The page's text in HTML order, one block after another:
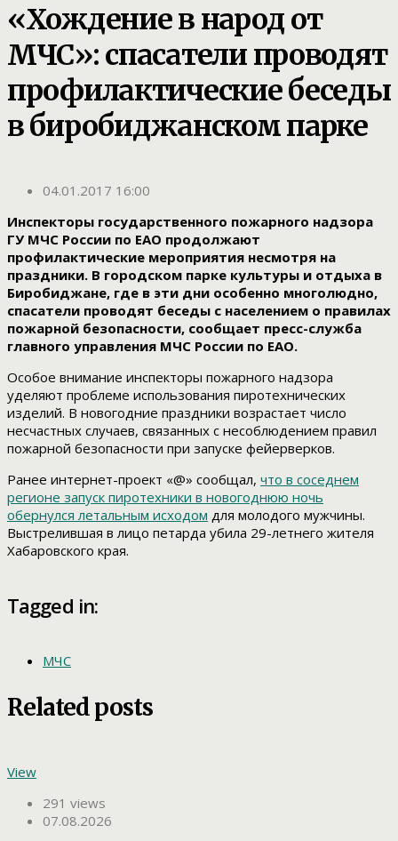
«Хождение в народ от
МЧС»: спасатели проводят
профилактические беседы
в биробиджанском парке
04.01.2017 16:00
Инспекторы государственного пожарного надзора
ГУ МЧС России по ЕАО продолжают
профилактические мероприятия несмотря на
праздники. В городском парке культуры и отдыха в
Биробиджане, где в эти дни особенно многолюдно,
спасатели проводят беседы с населением о правилах
пожарной безопасности, сообщает пресс-служба
главного управления МЧС России по ЕАО.
Особое внимание инспекторы пожарного надзора
уделяют проблеме использования пиротехнических
изделий. В новогодние праздники возрастает число
несчастных случаев, связанных с несоблюдением правил
пожарной безопасности при запуске фейерверков.
Ранее интернет-проект «@» сообщал, что в соседнем
регионе запуск пиротехники в новогоднюю ночь
обернулся летальным исходом для молодого мужчины.
Выстрелившая в лицо петарда убила 29-летнего жителя
Хабаровского края.
Tagged in:
МЧС
Related posts
View
291 views
07.08.2026